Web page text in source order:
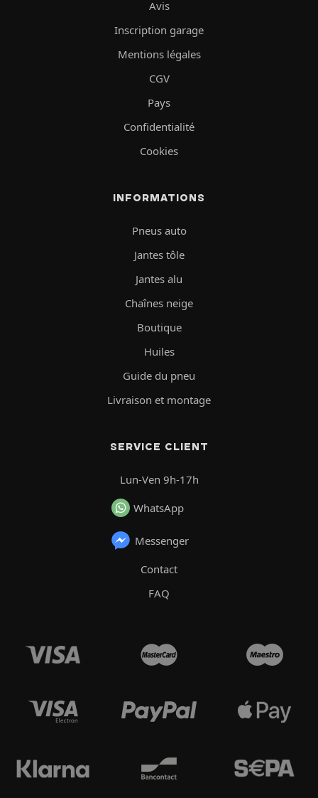
Avis
Inscription garage
Mentions légales
CGV
Pays
Confidentialité
Cookies
INFORMATIONS
Pneus auto
Jantes tôle
Jantes alu
Chaînes neige
Boutique
Huiles
Guide du pneu
Livraison et montage
SERVICE CLIENT
Lun-Ven 9h-17h
WhatsApp
Messenger
Contact
FAQ